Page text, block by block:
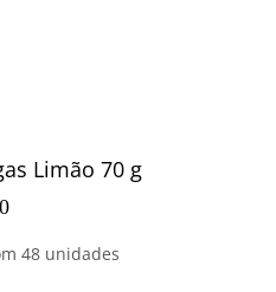
Limão 70 g
48 unidades